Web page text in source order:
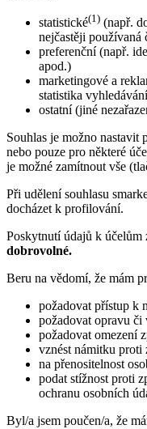
statistické(1) (např.
nejčastěji používaná
preferenční (např.
apod.)
marketingové a
statistika
ostatní (jiné
Souhlas je možno nastavit
nebo pouze pro některé
je možné zamítnout vše
Při udělení souhlasu
docházet k profilování.
Poskytnutí údajů k účelům
dobrovolné.
Beru na vědomí, že mám
požadovat přístup k
požadovat opravu či
požadovat omezení
vznést námitku proti
na přenositelnost
podat stížnost proti
ochranu osobních
Byl/a jsem poučen/a, že